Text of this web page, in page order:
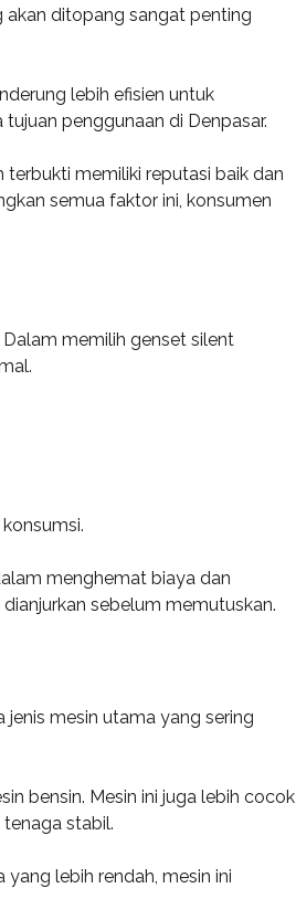
akan ditopang sangat penting
lebih efisien untuk
penggunaan di Denpasar.
memiliki reputasi baik dan
semua faktor ini, konsumen
memilih genset silent
menghemat biaya dan
sebelum memutuskan.
mesin utama yang sering
bensin. Mesin ini juga lebih cocok
stabil.
lebih rendah, mesin ini